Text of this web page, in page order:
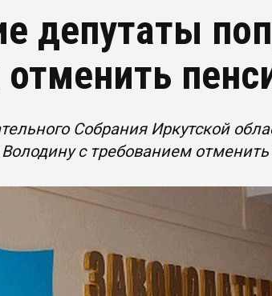
депутаты
Собрания Иркутской
с требованием